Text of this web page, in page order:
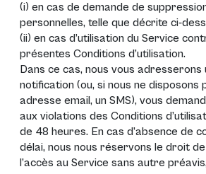
(i) en cas de demande de
personnelles, telle que décrite ci-
(ii) en cas d’utilisation du Service
présentes Conditions d’utilisation.
Dans ce cas, nous vous adresserons
notification (ou, si nous ne disposons
adresse email, un SMS), vous
aux violations des Conditions
de 48 heures. En cas d’absence de
délai, nous nous réservons le droit
l’accès au Service sans autre